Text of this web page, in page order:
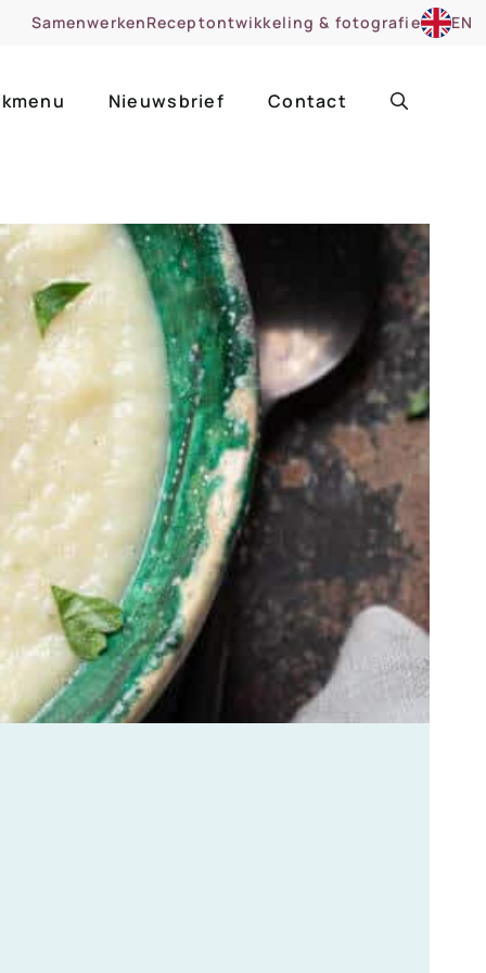
SamenwerkenReceptontwikkeling & fotografie EN
zoet
Nieuwsbrief Contact